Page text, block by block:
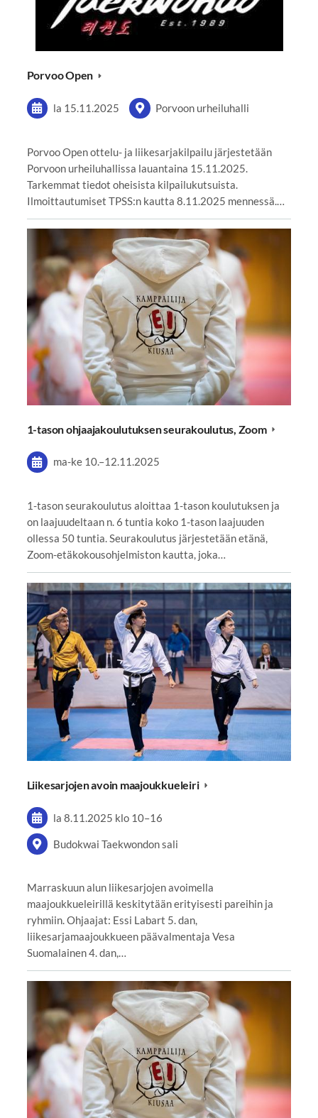
Porvoo Open
la 15.11.2025 Porvoon urheiluhalli
Porvoo Open ottelu- ja liikesarjakilpailu järjestetään
Porvoon urheiluhallissa lauantaina 15.11.2025.
Tarkemmat tiedot oheisista kilpailukutsuista.
Ilmoittautumiset TPSS:n kautta 8.11.2025 mennessä.…
1-tason ohjaajakoulutuksen seurakoulutus, Zoom
ma-ke 10.–12.11.2025
1-tason seurakoulutus aloittaa 1-tason koulutuksen ja
on laajuudeltaan n. 6 tuntia koko 1-tason laajuuden
ollessa 50 tuntia. Seurakoulutus järjestetään etänä,
Zoom-etäkokousohjelmiston kautta, joka…
Liikesarjojen avoin maajoukkueleiri
la 8.11.2025 klo 10–16
Budokwai Taekwondon sali
Marraskuun alun liikesarjojen avoimella
maajoukkueleirillä keskitytään erityisesti pareihin ja
ryhmiin. Ohjaajat: Essi Labart 5. dan,
liikesarjamaajoukkueen päävalmentaja Vesa
Suomalainen 4. dan,…